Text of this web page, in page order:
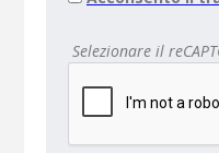
Selezionare il